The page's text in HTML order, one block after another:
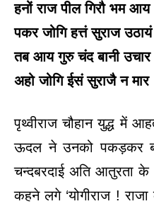
हनों राज पील गिरौ भम आय
पकर जोगि हत्तं सुराज
तब आय गुरु चंद बानी उचार
अहो जोगि ईसं सुराजै न मार
पृथ्वीराज चौहान युद्ध में
ऊदल ने उनको पकड़कर
चन्दबरदाई अति आतुरता
कहने लगे ‘योगीराज !